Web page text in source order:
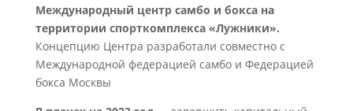
Международный центр самбо и бокса на
территории спорткомплекса «Лужники».
Концепцию Центра разработали совместно с
Международной федерацией самбо и Федерацией
бокса Москвы